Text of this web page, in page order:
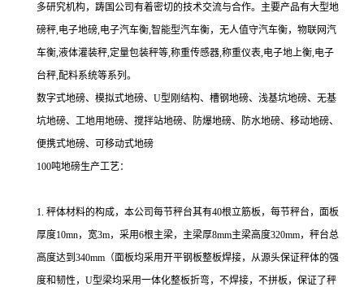
多研究机构，踌国公司有着密切的技术交流与合作。主要产品有大型地
磅秤 ,电子地磅,电子汽车衡,智能型汽车衡，无人值守汽车衡，物联网汽
车衡,液体灌装秤,定量包装秤等,称重传感器,称重仪表,电子地上衡,电子
台秤,配料系统等系列。
数字式地磅、模拟式地磅、 U型刚结构、槽钢地磅、浅基坑地磅、无基
坑地磅、工地用地磅、搅拌站地磅、防爆地磅、防水地磅、移动地磅、
便携式地磅、可移动式地磅
100吨地磅生产工艺：
1. 秤体材料的构成，本公司每节秤台其有40根立筋板，每节秤台，面板
厚度10mn，宽3m，采用6根主梁，主梁厚8mm主梁高度320mm，秤台总
高度达到 340mm （面板均采用开平钢板整板焊接，从源头保证秤体的强
度和韧性， U型梁均采用一体化整板折弯，不焊接，不拼板，保证了秤